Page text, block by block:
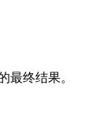
最终结果。